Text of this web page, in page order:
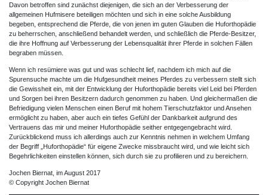
Davon betroffen sind zunächst diejenigen, die sich an der Verbesserung der
allgemeinen Hufmisere beteiligen möchten und sich in eine solche Ausbildung
begeben, entsprechend die Pferde, die von jenen im guten Glauben die Huforthopädie
zu beherrschen, anschließend behandelt werden, und schließlich die Pferde-Besitzer,
die ihre Hoffnung auf Verbesserung der Lebensqualität ihrer Pferde in solchen Fällen
begraben müssen.
Wenn ich resümiere was gut und was schlecht lief, nachdem ich mich auf die
Spurensuche machte um die Hufgesundheit meines Pferdes zu verbessern stellt sich
die Gewissheit ein, mit der Entwicklung der Huforthopädie bereits viel Leid bei Pferden
und Sorgen bei ihren Besitzern dadurch genommen zu haben. Und gleichermaßen die
Befriedigung vielen Menschen einen Beruf mit hohem Tierschutzfaktor und Ansehen
ermöglicht zu haben, aber auch ein tiefes Gefühl der Dankbarkeit aufgrund des
Vertrauens das mir und meiner Huforthopädie seither entgegengebracht wird.
Zurückblickend muss ich allerdings auch zur Kenntnis nehmen in welchem Umfang
der Begriff „Huforthopädie“ für eigene Zwecke missbraucht wird, und wie leicht sich
Begehrlichkeiten einstellen können, sich durch sie zu profilieren und zu bereichern.
Jochen Biernat, im August 2017
© Copyright Jochen Biernat